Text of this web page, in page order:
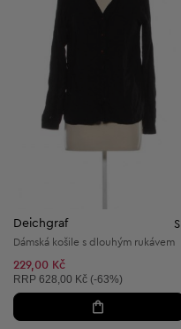
Deichgraf S
Dámská košile s dlouhým rukávem
229,00 Kč
Doporučená cena:
RRP 628,00 Kč (-63%)